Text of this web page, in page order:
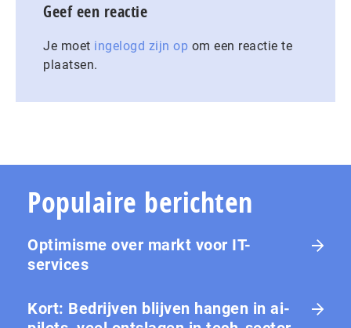
Geef een reactie
Je moet ingelogd zijn op om een reactie te
plaatsen.
Populaire berichten
Optimisme over markt voor IT-
services
Kort: Bedrijven blijven hangen in ai-